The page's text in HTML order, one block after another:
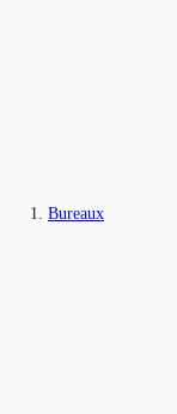
Bureaux